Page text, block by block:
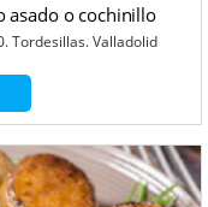
asado o cochinillo
Tordesillas. Valladolid